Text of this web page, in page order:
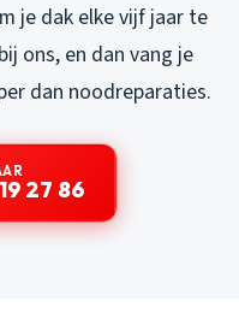
je dak elke vijf jaar te
ons, en dan vang je
dan noodreparaties.
27 86